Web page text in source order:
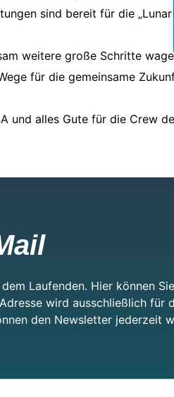
sind bereit für die „Lunar
weitere große Schritte
für die gemeinsame
und alles Gute für die Crew
Laufenden. Hier können
wird ausschließlich für
den Newsletter jederzeit